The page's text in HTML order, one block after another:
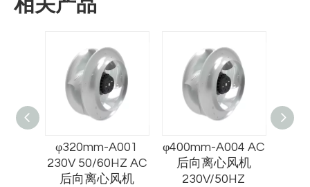
φ320mm-A001
230V 50/60HZ AC
后向离心风机
φ400mm-A004 AC
后向离心风机
230V/50HZ